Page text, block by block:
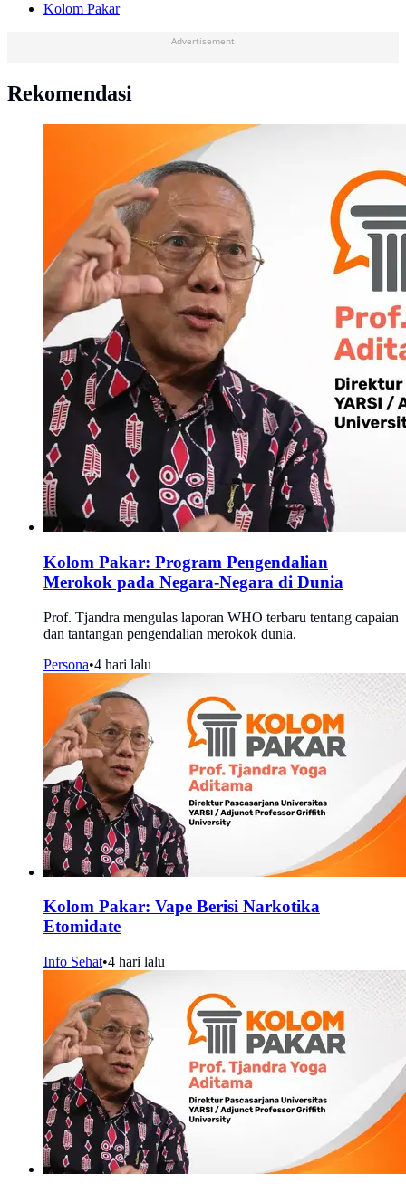
Kolom Pakar
Advertisement
Rekomendasi
Kolom Pakar: Program Pengendalian
Merokok pada Negara-Negara di Dunia
Prof. Tjandra mengulas laporan WHO terbaru tentang capaian
dan tantangan pengendalian merokok dunia.
Persona•4 hari lalu
Kolom Pakar: Vape Berisi Narkotika
Etomidate
Info Sehat•4 hari lalu